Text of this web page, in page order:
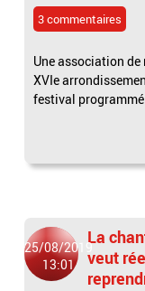
3 commentaires
Une association
XVIe
festival
25/08/2019
13:01
La
veut